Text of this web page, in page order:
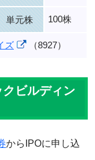
単元株 100株
ズ （8927）
ビルディン
からIPOに申し込